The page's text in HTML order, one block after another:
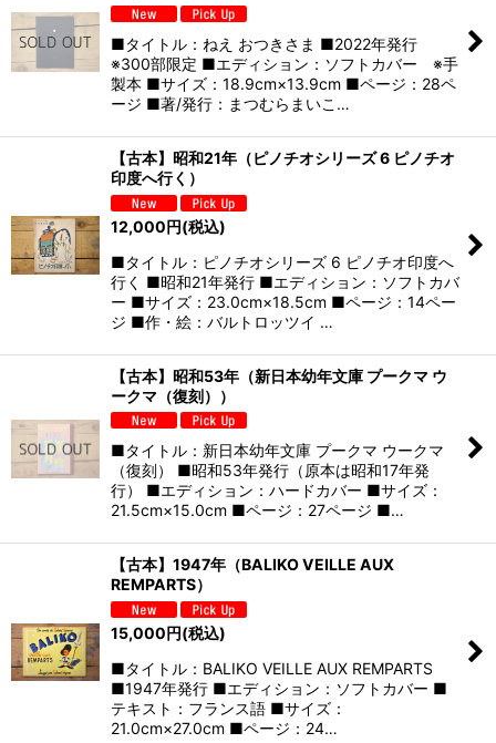
■タイトル：ねえ おつきさま ■2022年発行
※300部限定 ■エディション：ソフトカバー ※手
製本 ■サイズ：18.9cm×13.9cm ■ページ：28ペ
ージ ■著/発行：まつむらまいこ…
【古本】昭和21年（ピノチオシリーズ 6 ピノチオ
印度へ行く）
12,000円(税込)
■タイトル：ピノチオシリーズ 6 ピノチオ印度へ
行く ■昭和21年発行 ■エディション：ソフトカバ
ー ■サイズ：23.0cm×18.5cm ■ページ：14ペー
ジ ■作・絵：バルトロッツイ …
【古本】昭和53年（新日本幼年文庫 プークマ ウ
ークマ（復刻））
■タイトル：新日本幼年文庫 プークマ ウークマ
（復刻） ■昭和53年発行（原本は昭和17年発
行） ■エディション：ハードカバー ■サイズ：
21.5cm×15.0cm ■ページ：27ページ ■…
【古本】1947年（BALIKO VEILLE AUX
REMPARTS）
15,000円(税込)
■タイトル：BALIKO VEILLE AUX REMPARTS
■1947年発行 ■エディション：ソフトカバー ■
テキスト：フランス語 ■サイズ：
21.0cm×27.0cm ■ページ：24…